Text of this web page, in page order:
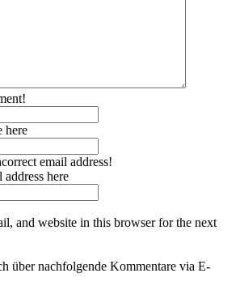
here
email address!
address here
and website in this browser for the next
über nachfolgende Kommentare via E-